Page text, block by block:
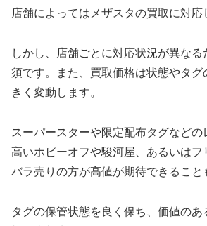
店舗によってはメザスタの買取に対応
しかし、店舗ごとに対応状況が異な
須です。また、買取価格は状態やタグ
きく変動します。
スーパースターや限定配布タグなど
高いホビーオフや駿河屋、あるいはフ
バラ売りの方が高値が期待できること
タグの保管状態を良く保ち、価値の